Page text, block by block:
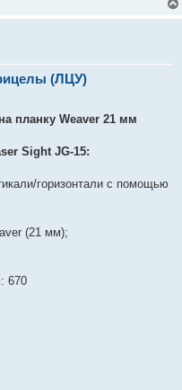
(ЛЦУ)
планку Weaver 21 мм
Sight JG-15:
горизонтали с помощью
(21 мм);
670